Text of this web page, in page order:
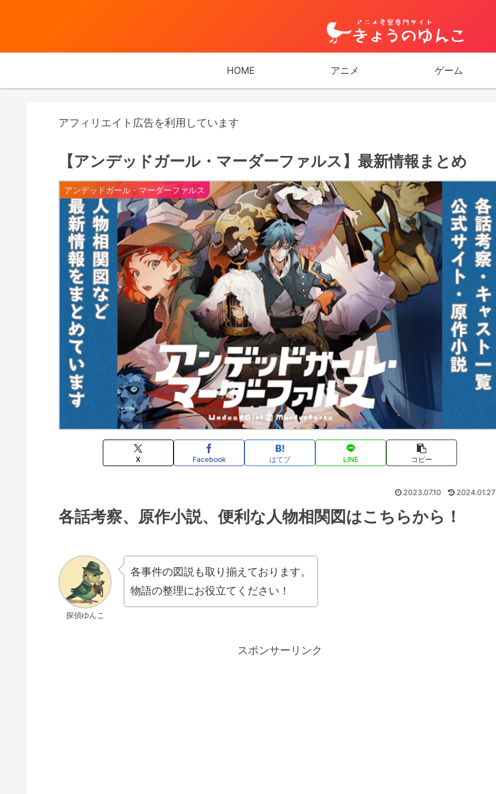
HOME アニメ ゲーム
アフィリエイト広告を利用しています
【アンデッドガール・マーダーファルス】最新情報まとめ
アンデッドガール・マーダーファルス
X Facebook はてブ LINE コピー
2023.07.10 2024.01.27
各話考察、原作小説、便利な人物相関図はこちらから！
探偵ゆんこ
各事件の図説も取り揃えております。
物語の整理にお役立てください！
スポンサーリンク